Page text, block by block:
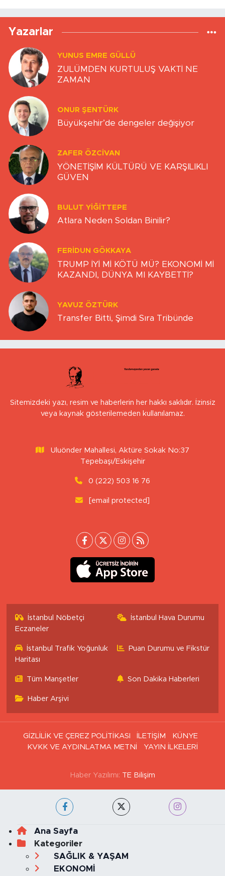
Yazarlar
YUNUS EMRE GÜLLÜ
ZULÜMDEN KURTULUŞ VAKTİ NE
ZAMAN
ONUR ŞENTÜRK
Büyükşehir’de dengeler değişiyor
ZAFER ÖZCIVAN
YÖNETİŞİM KÜLTÜRÜ VE KARŞILIKLI
GÜVEN
BULUT YİĞİTTEPE
Atlara Neden Soldan Binilir?
FERIDUN GÖKKAYA
TRUMP İYİ Mİ KÖTÜ MÜ? EKONOMİ Mİ
KAZANDI, DÜNYA MI KAYBETTİ?
YAVUZ ÖZTÜRK
Transfer Bitti, Şimdi Sıra Tribünde
Sitemizdeki yazı, resim ve haberlerin her hakkı saklıdır. İzinsiz
veya kaynak gösterilemeden kullanılamaz.
Uluönder Mahallesi, Aktüre Sokak No:37
Tepebaşı/Eskişehir
0 (222) 503 16 76
[email protected]
İstanbul Nöbetçi
Eczaneler
İstanbul Hava Durumu
İstanbul Trafik Yoğunluk
Haritası
Puan Durumu ve Fikstür
Tüm Manşetler Son Dakika Haberleri
Haber Arşivi
GİZLİLİK VE ÇEREZ POLİTİKASI İLETİŞİM
KÜNYE
KVKK VE AYDINLATMA METNİ
YAYIN İLKELERİ
Haber Yazılımı: TE Bilişim
Ana Sayfa
Kategoriler
SAĞLIK & YAŞAM
EKONOMİ